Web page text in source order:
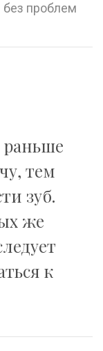
проблем
тем
зуб.
же
к